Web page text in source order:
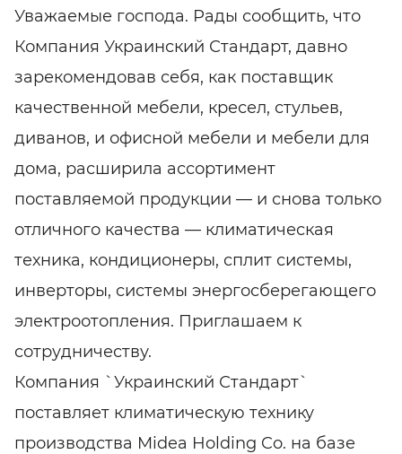
Уважаемые господа. Рады сообщить, что
Компания Украинский Стандарт, давно
зарекомендовав себя, как поставщик
качественной мебели, кресел, стульев,
диванов, и офисной мебели и мебели для
дома, расширила ассортимент
поставляемой продукции — и снова только
отличного качества — климатическая
техника, кондиционеры, сплит системы,
инверторы, системы энергосберегающего
электроотопления. Приглашаем к
сотрудничеству.
Компания `Украинский Стандарт`
поставляет климатическую технику
производства Midea Holding Co. на базе